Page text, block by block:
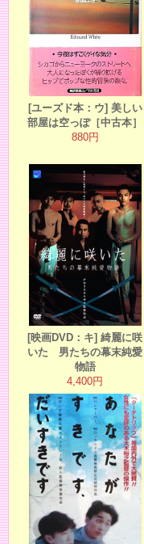
[ユーズド本：ウ] 美しい
部屋は空っぽ［中古本］
880円
[映画DVD：キ] 綺麗に咲
いた 男たちの幕末純愛
物語
4,400円